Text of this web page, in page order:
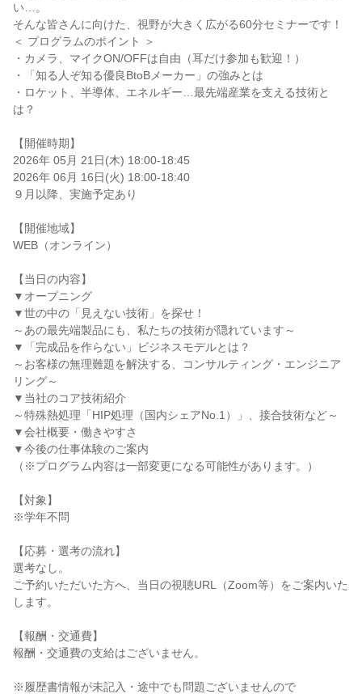
い…。
そんな皆さんに向けた、視野が大きく広がる60分セミナーです！
＜ プログラムのポイント ＞
・カメラ、マイクON/OFFは自由（耳だけ参加も歓迎！）
・「知る人ぞ知る優良BtoBメーカー」の強みとは
・ロケット、半導体、エネルギー…最先端産業を支える技術と
は？
【開催時期】
2026年 05月 21日(木) 18:00-18:45
2026年 06月 16日(火) 18:00-18:40
９月以降、実施予定あり
【開催地域】
WEB（オンライン）
【当日の内容】
▼オープニング
▼世の中の「見えない技術」を探せ！
～あの最先端製品にも、私たちの技術が隠れています～
▼「完成品を作らない」ビジネスモデルとは？
～お客様の無理難題を解決する、コンサルティング・エンジニア
リング～
▼当社のコア技術紹介
～特殊熱処理「HIP処理（国内シェアNo.1）」、接合技術など～
▼会社概要・働きやすさ
▼今後の仕事体験のご案内
（※プログラム内容は一部変更になる可能性があります。）
【対象】
※学年不問
【応募・選考の流れ】
選考なし。
ご予約いただいた方へ、当日の視聴URL（Zoom等）をご案内いた
します。
【報酬・交通費】
報酬・交通費の支給はございません。
※履歴書情報が未記入・途中でも問題ございませんので